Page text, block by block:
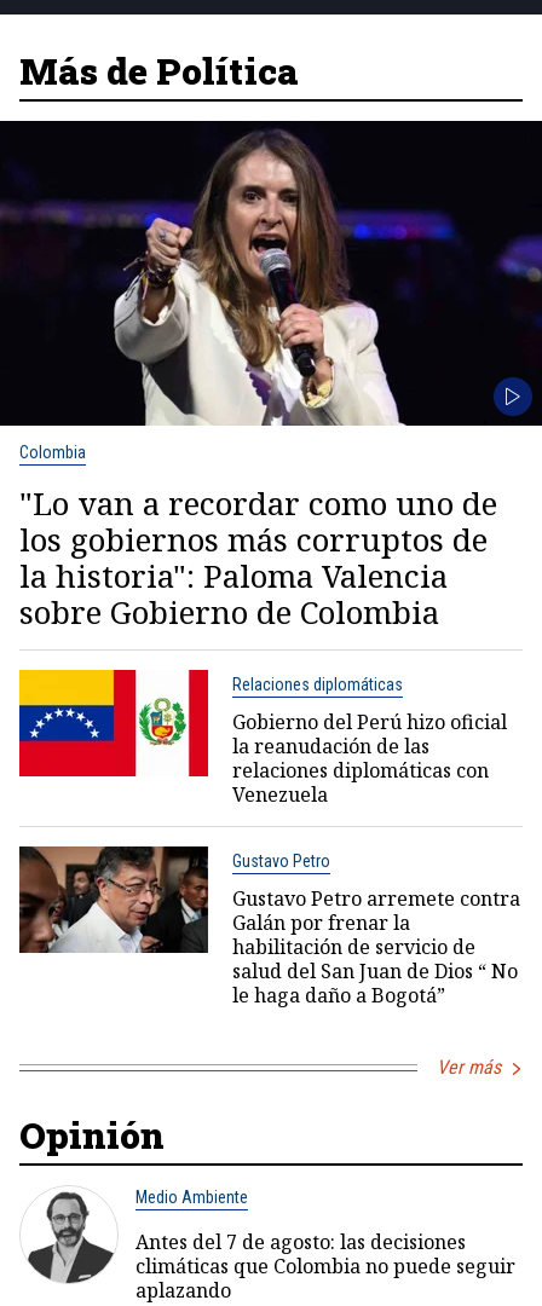
Más de Política
Colombia
"Lo van a recordar como uno de
los gobiernos más corruptos de
la historia": Paloma Valencia
sobre Gobierno de Colombia
Relaciones diplomáticas
Gobierno del Perú hizo oficial
la reanudación de las
relaciones diplomáticas con
Venezuela
Gustavo Petro
Gustavo Petro arremete contra
Galán por frenar la
habilitación de servicio de
salud del San Juan de Dios “ No
le haga daño a Bogotá”
Ver más
Opinión
Medio Ambiente
Antes del 7 de agosto: las decisiones
climáticas que Colombia no puede seguir
aplazando